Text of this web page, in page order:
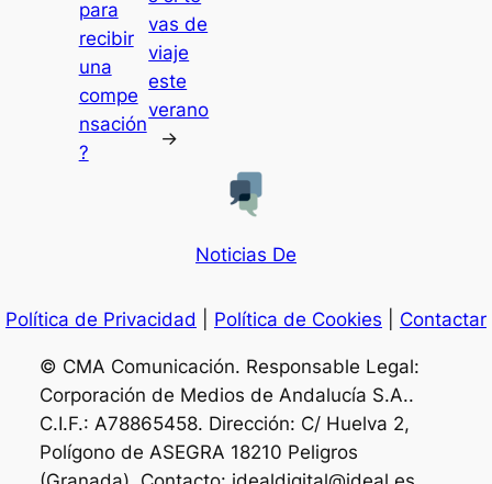
para
recibir
una
compe
nsación
?
vas de
viaje
este
verano
→
Noticias De
Política de Privacidad Política de Cookies Contactar
© CMA Comunicación. Responsable Legal:
Corporación de Medios de Andalucía S.A..
C.I.F.: A78865458. Dirección: C/ Huelva 2,
Polígono de ASEGRA 18210 Peligros